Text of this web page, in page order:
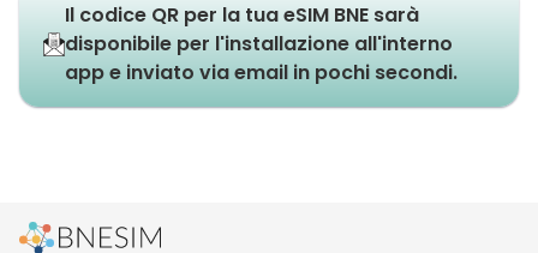
Il codice QR per la tua eSIM BNE sarà
disponibile per l'installazione all'interno
app e inviato via email in pochi secondi.